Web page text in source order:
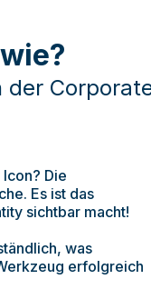
der
Die
Es ist das
sichtbar macht!
was
erfolgreich